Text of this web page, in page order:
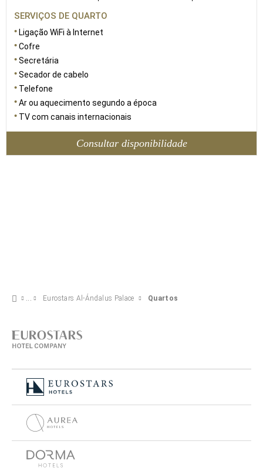
SERVIÇOS DE QUARTO
Ligação WiFi à Internet
Cofre
Secretária
Secador de cabelo
Telefone
Ar ou aquecimento segundo a época
TV com canais internacionais
Consultar disponibilidade
Eurostars Al-Ándalus Palace Quartos